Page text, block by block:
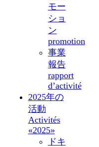
モー
ショ
ン
promotion
事業
報告
rapport
d’activité
2025年の
活動
Activités
«2025»
ドキ